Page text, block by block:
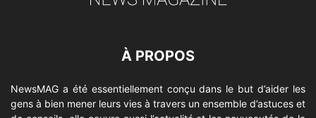
À PROPOS
NewsMAG a été essentiellement conçu dans le but d’aider les
gens à bien mener leurs vies à travers un ensemble d’astuces et